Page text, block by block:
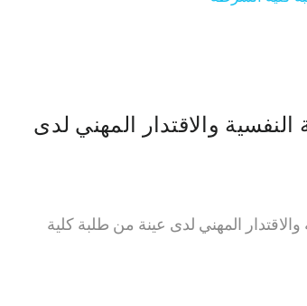
والاقتدار المهني لدى
والاقتدار المهني لدى عينة من طلبة كلية